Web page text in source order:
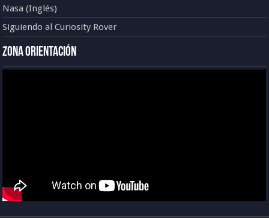
Nasa (Inglés)
Siguiendo al Curiosity Rover
Zona Orientación